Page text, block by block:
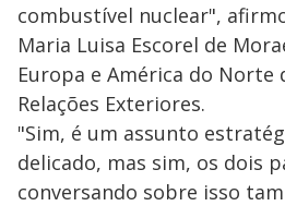
combustível nuclear",
Maria Luisa Escorel de
Europa e América do Norte
Relações Exteriores.
"Sim, é um assunto
delicado, mas sim, os dois
conversando sobre isso